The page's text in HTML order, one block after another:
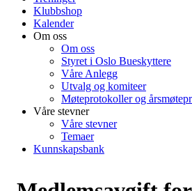
Klubbshop
Kalender
Om oss
Om oss
Styret i Oslo Bueskyttere
Våre Anlegg
Utvalg og komiteer
Møteprotokoller og
Våre stevner
Våre stevner
Temaer
Kunnskapsbank